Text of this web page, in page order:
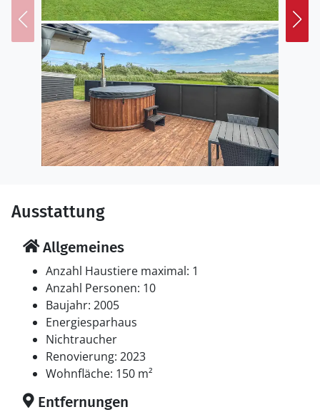
Einkaufsmöglichkeiten, Restaurants, einen aktiven
Fischereihafen und einen guten Strand gibt. Planen Sie
Ausflüge nach Frederikshavn und Skagen und kehren
mit vielen Erlebnissen ins Ferienhaus zurück. In
Bratten gibt es einen behindertengerechten Bootssteg
und einen schönen großen Spielplatz, wo Sie viele
Urlaubstage verbringen können.
Genießen Sie einen herrlichen Urlaub am Kattegat!
Ausstattung
Allgemeines
Anzahl Haustiere maximal: 1
Anzahl Personen: 10
Baujahr: 2005
Energiesparhaus
Nichtraucher
Renovierung: 2023
Wohnfläche: 150 m²
Entfernungen